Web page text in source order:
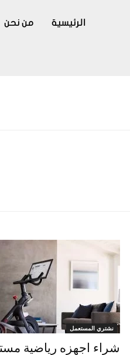
الرئيسية من نحن
نشتري المستعمل
شراء اجهزه رياضية